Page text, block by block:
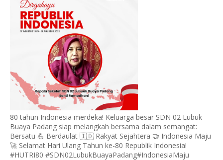
80 tahun Indonesia merdeka! Keluarga besar SDN 02 Lubuk
Buaya Padang siap melangkah bersama dalam semangat:
Bersatu 💪 Berdaulat 🇮🇩 Rakyat Sejahtera 🤝 Indonesia Maju
🚀 Selamat Hari Ulang Tahun ke-80 Republik Indonesia!
#HUTRI80 #SDN02LubukBuayaPadang#IndonesiaMaju